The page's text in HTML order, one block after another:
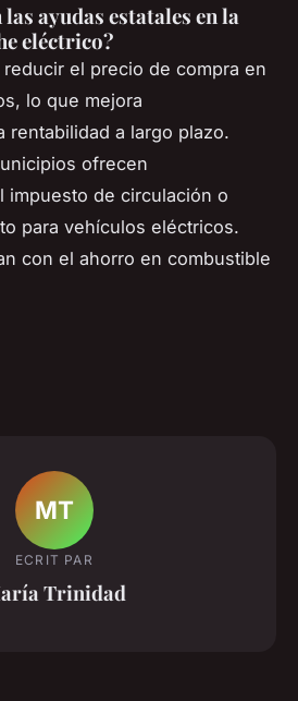
ayudas estatales en la
eléctrico?
el precio de compra en
lo que mejora
rentabilidad a largo plazo.
ofrecen
impuesto de circulación o
para vehículos eléctricos.
con el ahorro en combustible
MT
ECRIT PAR
Trinidad